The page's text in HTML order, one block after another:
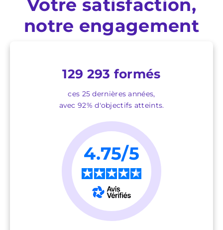
Votre satisfaction,
notre engagement
129 293 formés
ces 25 dernières années,
avec 92% d'objectifs atteints.
4.75/5
★★★★★